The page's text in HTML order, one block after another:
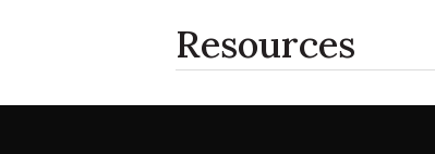
Resources